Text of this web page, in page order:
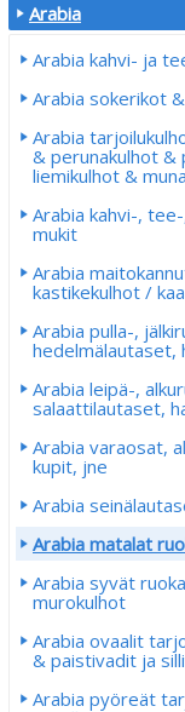
Arabia
Arabia kahvi- ja
Arabia sokerikot
Arabia
& perunakulhot
liemikulhot &
Arabia kahvi-,
mukit
Arabia
kastikekulhot /
Arabia pulla-,
hedelmälautaset,
Arabia leipä-,
salaattilautaset,
Arabia varaosat,
kupit, jne
Arabia
Arabia matalat
Arabia syvät
murokulhot
Arabia ovaalit
& paistivadit ja
Arabia pyöreät